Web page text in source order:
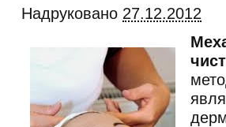
Надруковано 27.12.2012